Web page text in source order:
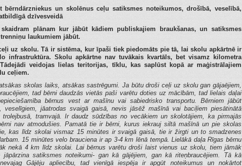
bērndārzniekus un skolēnus ceļu satiksmes noteikumos, drošībā, veselībā,
dzīvesveidā
plānam kur jābūt kādiem publiskajiem braukšanas, un satiksmes
laukumiem jābūt.
uz skolu. Tā ir sistēma, kur īpaši tiek piedomāts pie tā, lai skolu apkārtnē ir
infrastruktūra. Skolu apkārtne nav tuvākais kvartāls, bet visamz kilometra
veidojas lielas teritorijas, tīklu, kas saplūst kopā ar maģistrālajiem
ceļiem.
skolas laiks, atsākas sastrēgumi. Ja būtu droši ceļi uz skolu gan gājaējiem,
tad bērni daudzās vietās paši varētu doties uz mācībām, tad lielais daļai
bērnus vest ar mašīnu vai sabiedrisko transportu. Bērniem jābūt
veselīgiem, jāatrodas svaigā gaisā, nevis jāsēž mašīnā vai baciļiem piesātinātā
trolejbusā, tramvajā. Ir daudz sūdzības no vecākiem un skolotājiem, ka pirmajās
nav atmodušies. Pamatā tie ir bērni, kurus iekrauj siltā mašīnā un pie skolas
kas līdz skolai vismaz 15 minūtes ir svaigā gaisā, tie ir žirgti un to smadzenes
15 minūtes velo brauciena ir ap 3-4 km lēnā tempā. Lielākā daļa Rīgas bērnu
nekā 4 km līdz skolai. Lai bērnus varētu droši laist vienus uz skolu, tiem jāmāk
jāpārzina satiksmes noteikumi- gan kā gājējiem, gan kā riteņbraucējiem. Tā kā
Gājēju apliecību, tad vienīgā iespēja ir apgūt noteikumus un nokārtot